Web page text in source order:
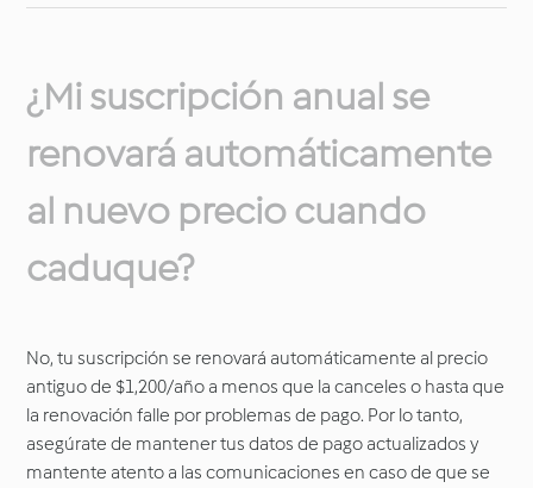
¿Mi suscripción anual se
renovará automáticamente
al nuevo precio cuando
caduque?
No, tu suscripción se renovará automáticamente al precio
antiguo de $1,200/año a menos que la canceles o hasta que
la renovación falle por problemas de pago. Por lo tanto,
asegúrate de mantener tus datos de pago actualizados y
mantente atento a las comunicaciones en caso de que se